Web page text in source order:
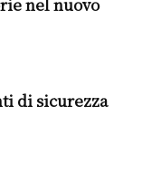
di sicurezza